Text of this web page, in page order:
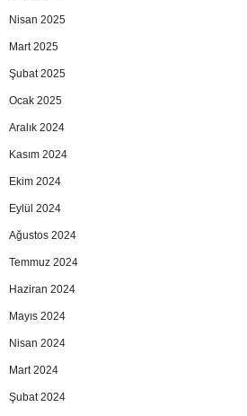
Nisan 2025
Mart 2025
Şubat 2025
Ocak 2025
Aralık 2024
Kasım 2024
Ekim 2024
Eylül 2024
Ağustos 2024
Temmuz 2024
Haziran 2024
Mayıs 2024
Nisan 2024
Mart 2024
Şubat 2024